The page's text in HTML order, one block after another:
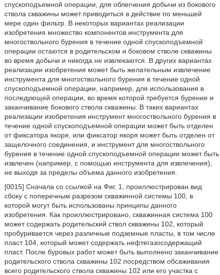
спускоподъемной операции, для облегчения добычи из бокового
ствола скважины может приводиться в действие по меньшей
мере один фильтр. В некоторых вариантах реализации
изобретения множество компонентов инструмента для
многоствольного бурения в течение одной спускоподъемной
операции остаются в родительском и боковом стволе скважины
во время добычи и никогда не извлекаются. В других вариантах
реализации изобретения может быть желательным извлечение
инструмента для многоствольного бурения в течение одной
спускоподъемной операции, например, для использования в
последующей операции, во время которой требуется бурение и
заканчивание бокового ствола скважины. В таких вариантах
реализации изобретения инструмент многоствольного бурения в
течение одной спускоподъемной операции может быть отделен
от фиксатора якоря, или фиксатор якоря может быть отделен от
защелочного соединения, и инструмент для многоствольного
бурения в течение одной спускоподъемной операции может быть
извлечен (например, с помощью инструмента для извлечения),
не выходя за пределы объема данного изобретения.
[0015] Сначала со ссылкой на Фиг. 1, проиллюстрирован вид
сбоку с поперечным разрезом скважинной системы 100, в
которой могут быть использованы принципы данного
изобретения. Как проиллюстрировано, скважинная система 100
может содержать родительский ствол скважины 102, который
пробуривается через различные подземные пласты, в том числе
пласт 104, который может содержать нефтегазосодержащий
пласт. После буровых работ может быть выполнено заканчивание
родительского ствола скважины 102 посредством обсаживания
всего родительского ствола скважины 102 или его участка с